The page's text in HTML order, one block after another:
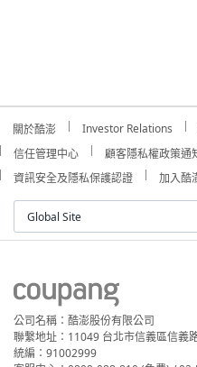
關於酷澎 Investor Relations
信任管理中心
顧客隱私權政策通
資訊安全及隱私保護認證
加入酷
Global Site
公司名稱：酷澎股份有限公司
聯繫地址：11049 台北市信義區信義
統編：91002999